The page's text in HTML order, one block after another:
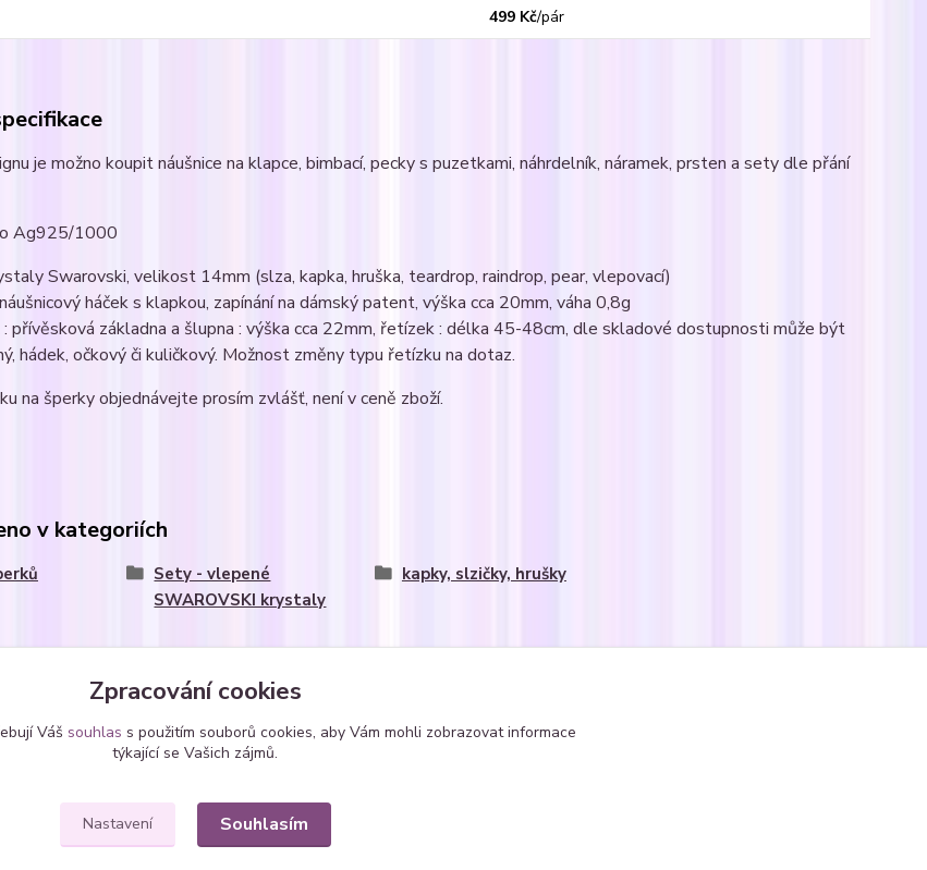
499 Kč/pár
je možno koupit náušnice na klapce, bimbací, pecky s puzetkami, náhrdelník, náramek, prsten a sety dle přání
Ag925/1000
Swarovski, velikost 14mm (slza, kapka, hruška, teardrop, raindrop, pear, vlepovací)
háček s klapkou, zapínání na dámský patent, výška cca 20mm, váha 0,8g
: přívěsková základna a šlupna : výška cca 22mm, řetízek : délka 45-48cm, dle skladové dostupnosti může být
hádek, očkový či kuličkový. Možnost změny typu řetízku na dotaz.
na šperky objednávejte prosím zvlášť, není v ceně zboží.
v kategoriích
Sety - vlepené
SWAROVSKI krystaly
kapky, slzičky, hrušky
Zpracování cookies
Váš souhlas s použitím souborů cookies, aby Vám mohli zobrazovat informace
týkající se Vašich zájmů.
Nastavení Souhlasím